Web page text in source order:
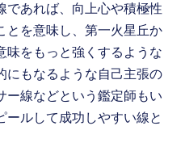
であれば、向上心や積極性
とを意味し、第一火星丘か
味をもっと強くするような
にもなるような自己主張の
ー線などという鑑定師もい
ールして成功しやすい線と